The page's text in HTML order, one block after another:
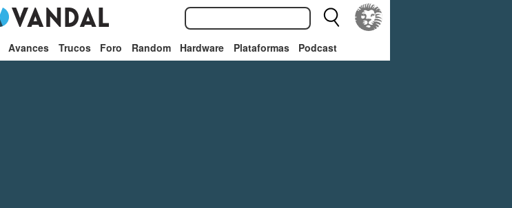
Avances Trucos Foro Random Hardware Plataformas Podcast